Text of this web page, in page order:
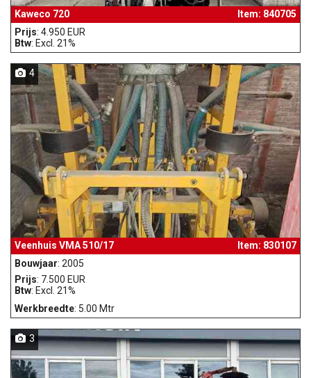
Kaweco 720
Item: 840705
Prijs: 4.950 EUR
Btw: Excl. 21%
4
Veenhuis VMA 510/17
Item: 830107
Bouwjaar: 2005
Prijs: 7.500 EUR
Btw: Excl. 21%
Werkbreedte: 5.00 Mtr
3